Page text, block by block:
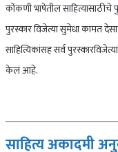
कोंकणी भाषेतील साहित्यासाठीचे
पुरस्कार विजेत्या सुमेधा कामत
साहित्यिकांसह सर्व
केलं आहे.
साहित्य अकादमी